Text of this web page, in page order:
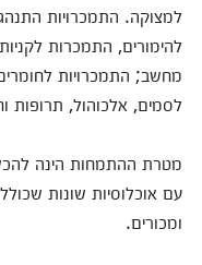
למצוקה. התמכרויות
להימורים, התמכרות
מחשב; התמכרויות
לסמים, אלכוהול, תרופות
מטרת ההתמחות הינה
עם אוכלוסיות שונות
ומכורים.